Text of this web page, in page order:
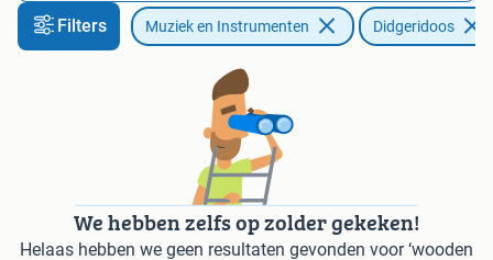
Filters Muziek en Instrumenten Didgeridoos
We hebben zelfs op zolder gekeken!
Helaas hebben we geen resultaten gevonden voor ‘wooden